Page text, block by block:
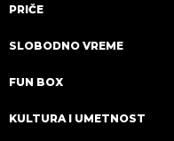
PRIČE
SLOBODNO VREME
FUN BOX
KULTURA I UMETNOST